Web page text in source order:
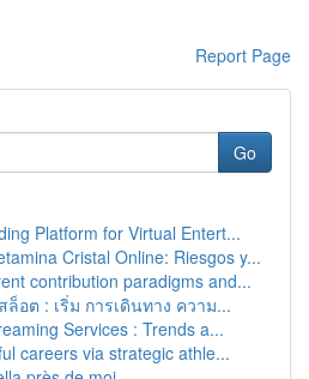
Report Page
Go
Platform for Virtual Entert...
Cristal Online: Riesgos y...
contribution paradigms and...
ล็อต : เริ่ม การเดินทาง ความ...
Services : Trends a...
careers via strategic athle...